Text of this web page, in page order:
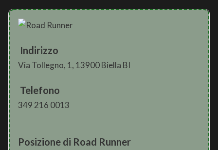
Indirizzo
Via Tollegno, 1, 13900 Biella BI
Telefono
349 216 0013
Posizione di Road Runner